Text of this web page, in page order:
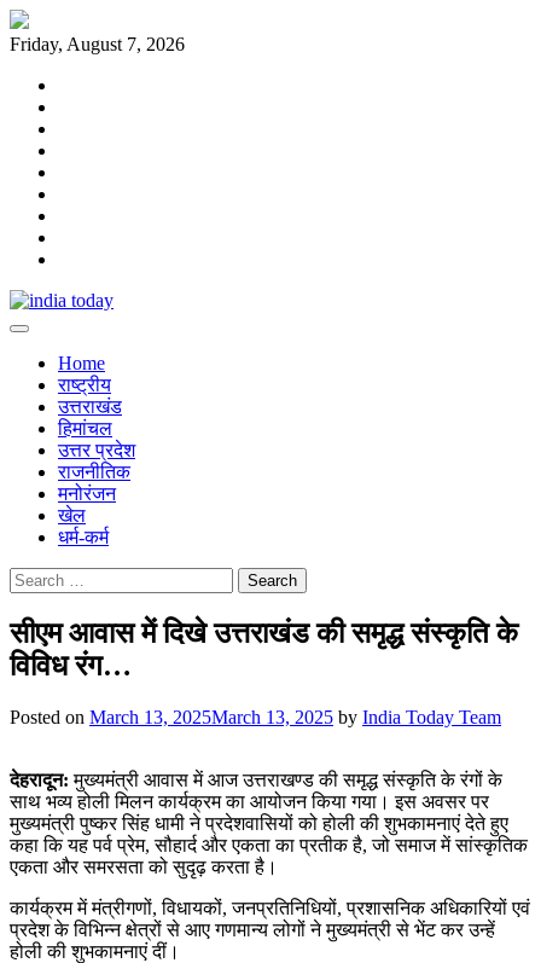
Skip
to
Friday, August 7, 2026
Home
राष्ट्रीय
उत्तराखंड
हिमांचल
उत्तर प्रदेश
राजनीतिक
मनोरंजन
खेल
धर्म-कर्म
Search
for:
सीएम आवास में दिखे उत्तराखंड की समृद्ध संस्कृति के
विविध रंग…
Posted on March 13, 2025March 13, 2025 by India Today Team
देहरादून: मुख्यमंत्री आवास में आज उत्तराखण्ड की समृद्ध संस्कृति के रंगों के
साथ भव्य होली मिलन कार्यक्रम का आयोजन किया गया। इस अवसर पर
मुख्यमंत्री पुष्कर सिंह धामी ने प्रदेशवासियों को होली की शुभकामनाएं देते हुए
कहा कि यह पर्व प्रेम, सौहार्द और एकता का प्रतीक है, जो समाज में सांस्कृतिक
एकता और समरसता को सुदृढ़ करता है।
कार्यक्रम में मंत्रीगणों, विधायकों, जनप्रतिनिधियों, प्रशासनिक अधिकारियों एवं
प्रदेश के विभिन्न क्षेत्रों से आए गणमान्य लोगों ने मुख्यमंत्री से भेंट कर उन्हें
होली की शुभकामनाएं दीं।